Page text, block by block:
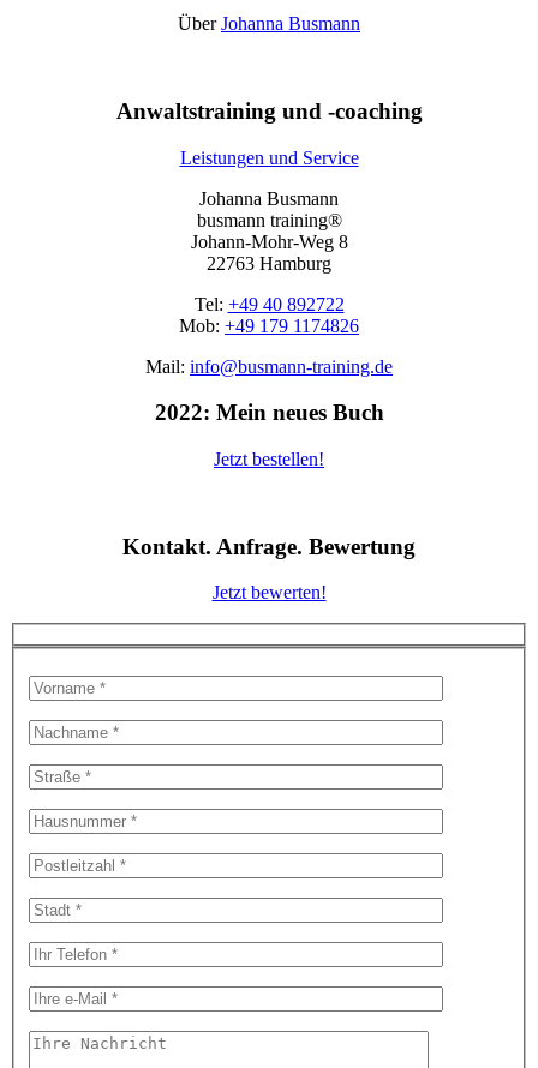
ÜberJohanna Busmann
Anwaltstraining und -coaching
Leistungen und Service
Johanna Busmann
busmann training®
Johann-Mohr-Weg 8
22763 Hamburg
Tel: +49 40 892722
Mob: +49 179 1174826
Mail: info@busmann-training.de
2022: Mein neues Buch
Jetzt bestellen!
Kontakt. Anfrage. Bewertung
Jetzt bewerten!